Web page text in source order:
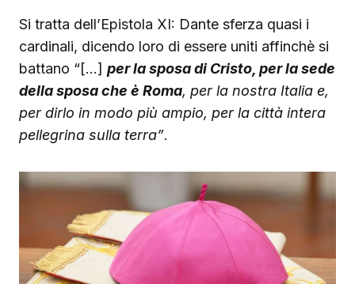
Si tratta dell’Epistola XI: Dante sferza quasi i
cardinali, dicendo loro di essere uniti affinchè si
battano “[…] per la sposa di Cristo, per la sede
della sposa che è Roma, per la nostra Italia e,
per dirlo in modo più ampio, per la città intera
pellegrina sulla terra”.